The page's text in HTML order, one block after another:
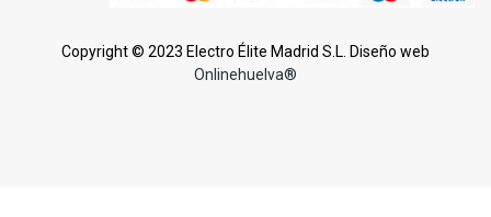
Copyright © 2023 Electro Élite Madrid S.L. Diseño web
Onlinehuelva®